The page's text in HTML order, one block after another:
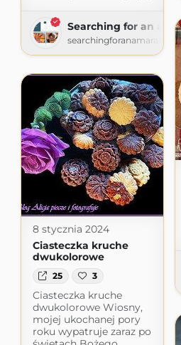
Searching for an
8 stycznia 2024
Ciasteczka kruche
dwukolorowe
25 3
Ciasteczka kruche
dwukolorowe Wiosny,
mojej ukochanej pory
roku wypatruje zaraz po